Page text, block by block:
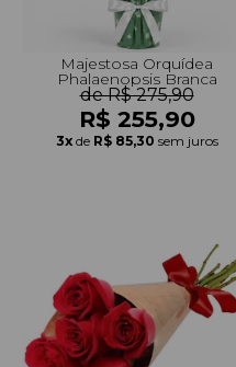
Majestosa Orquídea
Phalaenopsis Branca
de R$ 275,90
R$ 255,90
3x de R$ 85,30 sem juros